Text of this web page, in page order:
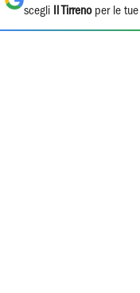
scegli
Il Tirrenoper le tue